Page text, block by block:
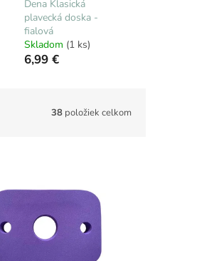
Dena Klasická
plavecká doska -
fialová
Skladom (1 ks)
6,99 €
38 položiek celkom